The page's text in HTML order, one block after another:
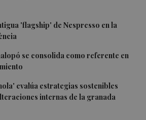
'flagship' de Nespresso en la
se consolida como referente en
evalúa estrategias sostenibles
internas de la granada